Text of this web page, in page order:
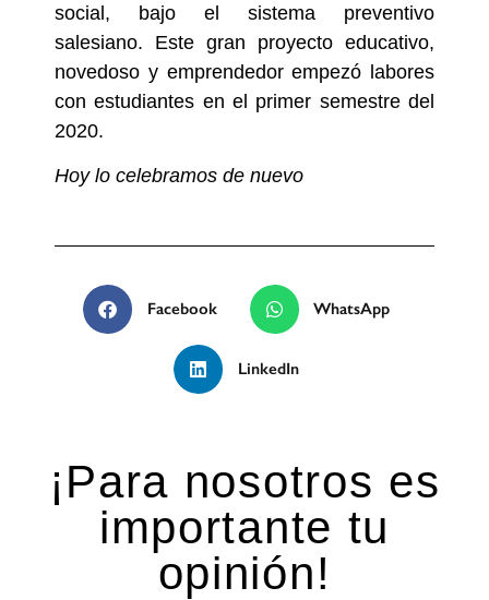
social, bajo el sistema preventivo
salesiano. Este gran proyecto educativo,
novedoso y emprendedor empezó labores
con estudiantes en el primer semestre del
2020.
Hoy lo celebramos de nuevo
Facebook WhatsApp
LinkedIn
¡Para nosotros es
importante tu
opinión!